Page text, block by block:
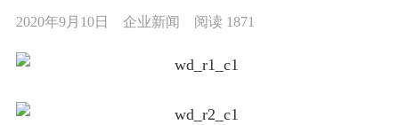
2020年9月10日 企业新闻 阅读 1871